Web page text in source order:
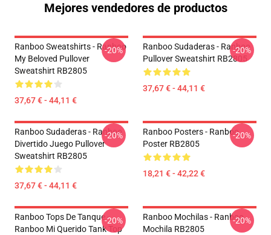
Mejores vendedores de productos
Ranboo Sweatshirts - Ranboo
My Beloved Pullover
Sweatshirt RB2805
37,67 € - 44,11 €
-20%
Ranboo Sudaderas - Ranboo
Pullover Sweatshirt RB2805
37,67 € - 44,11 €
-20%
Ranboo Sudaderas - Ranboo
Divertido Juego Pullover
Sweatshirt RB2805
37,67 € - 44,11 €
-20%
Ranboo Posters - Ranboo
Poster RB2805
18,21 € - 42,22 €
-20%
Ranboo Tops De Tanque -
Ranboo Mi Querido Tank Top
-20%
Ranboo Mochilas - Ranboo
Mochila RB2805
-20%